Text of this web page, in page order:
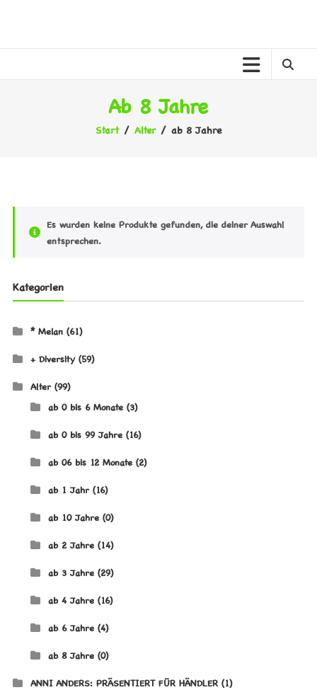
Ab 8 Jahre
Start/ Alter/ ab 8 Jahre
Es wurden keine Produkte gefunden, die deiner Auswahl
entsprechen.
Kategorien
* Melan (61)
+ Diversity (59)
Alter (99)
ab 0 bis 6 Monate (3)
ab 0 bis 99 Jahre (16)
ab 06 bis 12 Monate (2)
ab 1 Jahr (16)
ab 10 Jahre (0)
ab 2 Jahre (14)
ab 3 Jahre (29)
ab 4 Jahre (16)
ab 6 Jahre (4)
ab 8 Jahre (0)
ANNI ANDERS: PRÄSENTIERT FÜR HÄNDLER (1)